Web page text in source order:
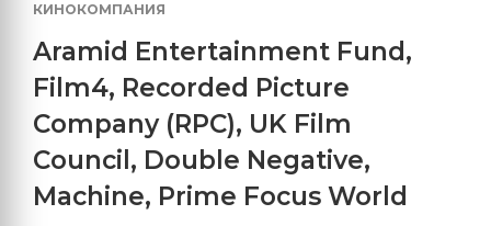
КИНОКОМПАНИЯ
Aramid Entertainment Fund ,
Film4, Recorded Picture
Company (RPC), UK Film
Council , Double Negative,
Machine, Prime Focus World